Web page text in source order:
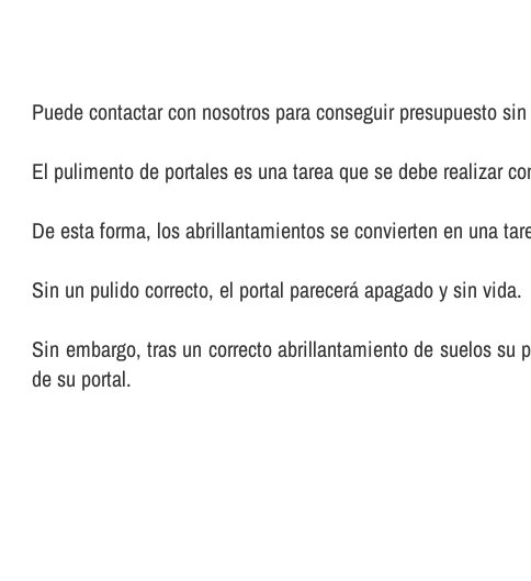
Puede contactar con nosotros para conseguir presupuesto
El pulimento de portales es una tarea que se debe realizar
De esta forma, los abrillantamientos se convierten en una
Sin un pulido correcto, el portal parecerá apagado y sin vida.
Sin embargo, tras un correcto abrillantamiento de suelos su
de su portal.